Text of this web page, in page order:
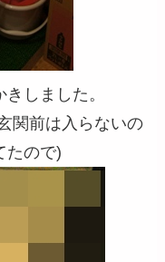
しました。
関前は入らないの
たので)